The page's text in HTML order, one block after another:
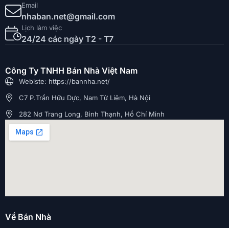
Email
nhaban.net@gmail.com
Lịch làm việc
24/24 các ngày T2 - T7
Công Ty TNHH Bán Nhà Việt Nam
Webiste: https://bannha.net/
C7 P.Trần Hữu Dực, Nam Từ Liêm, Hà Nội
282 Nơ Trang Long, Bình Thạnh, Hồ Chí Minh
Về Bán Nhà